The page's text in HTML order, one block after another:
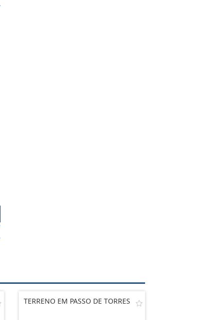
TERRENO EM PASSO DE TORRES